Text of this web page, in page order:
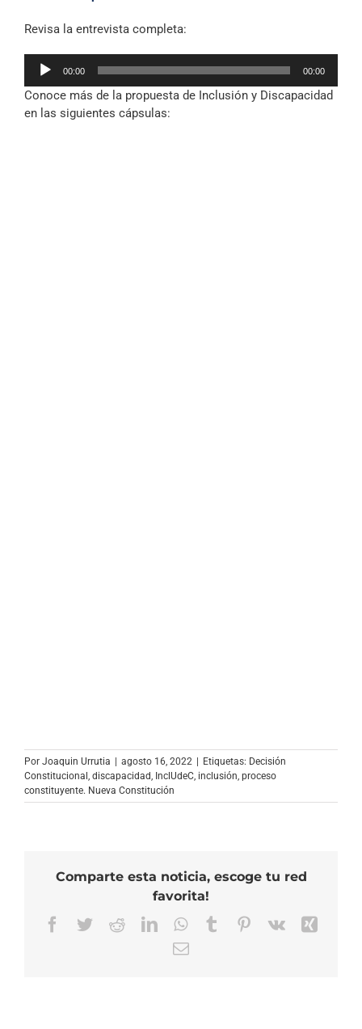
Revisa la entrevista completa:
Reproductor
audio
00:00 00:00
Conoce más de la propuesta de Inclusión y Discapacidad
en las siguientes cápsulas:
Por Joaquin Urrutia agosto 16, 2022 Etiquetas: Decisión
Constitucional , discapacidad, InclUdeC, inclusión, proceso
constituyente. Nueva Constitución
Comparte esta noticia, escoge tu red
favorita!
Facebook
TwitterRedditLinkedInWhatsApp
TumblrPinterest
Vk
Correo